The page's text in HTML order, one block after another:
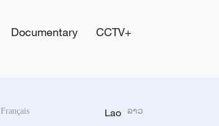
Documentary CCTV+
Français Lao ລາວ